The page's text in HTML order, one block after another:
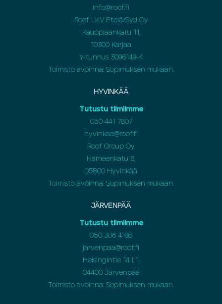
info@roof.fi
Roof LKV Etelä/Syd Oy
Kauppiaankatu 11,
10300 Karjaa
Y-tunnus 3096149-4
Toimisto avoinna: Sopimuksen mukaan.
HYVINKÄÄ
Tutustu tiimiimme
050 441 7807
hyvinkaa@roof.fi
Roof Group Oy
Hämeenkatu 6,
05800 Hyvinkää
Toimisto avoinna: Sopimuksen mukaan.
JÄRVENPÄÄ
Tutustu tiimiimme
050 306 4198
jarvenpaa@roof.fi
Helsingintie 14 L1,
04400 Järvenpää
Toimisto avoinna: Sopimuksen mukaan.